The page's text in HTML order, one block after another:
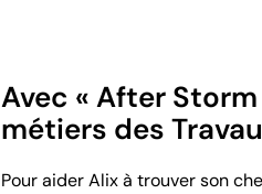
Avec « After
métiers des
Pour aider Alix à trouver son